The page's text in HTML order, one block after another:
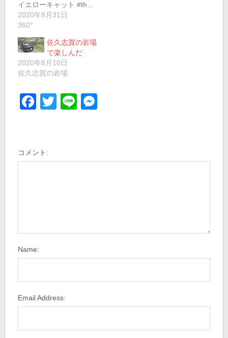
イエローキャット #th…
2020年8月31日
360°
佐久志賀の岩場
で楽しんだ
2020年8月10日
佐久志賀の岩場
Facebook
Twitter
Line
コメント:
Name:
Email Address: